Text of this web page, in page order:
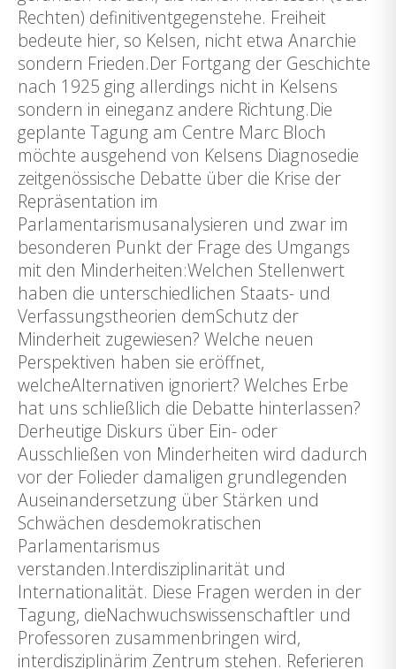
Rechten) definitiventgegenstehe. Freiheit
bedeute hier, so Kelsen, nicht etwa Anarchie
sondern Frieden.Der Fortgang der Geschichte
nach 1925 ging allerdings nicht in Kelsens
sondern in eineganz andere Richtung.Die
geplante Tagung am Centre Marc Bloch
möchte ausgehend von Kelsens Diagnosedie
zeitgenössische Debatte über die Krise der
Repräsentation im
Parlamentarismusanalysieren und zwar im
besonderen Punkt der Frage des Umgangs
mit den Minderheiten:Welchen Stellenwert
haben die unterschiedlichen Staats- und
Verfassungstheorien demSchutz der
Minderheit zugewiesen? Welche neuen
Perspektiven haben sie eröffnet,
welcheAlternativen ignoriert? Welches Erbe
hat uns schließlich die Debatte hinterlassen?
Derheutige Diskurs über Ein- oder
Ausschließen von Minderheiten wird dadurch
vor der Folieder damaligen grundlegenden
Auseinandersetzung über Stärken und
Schwächen desdemokratischen
Parlamentarismus
verstanden.Interdisziplinarität und
Internationalität. Diese Fragen werden in der
Tagung, dieNachwuchswissenschaftler und
Professoren zusammenbringen wird,
interdisziplinärim Zentrum stehen. Referieren